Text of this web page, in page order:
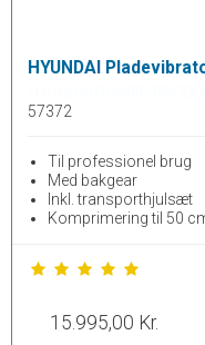
HYUNDAI
57372
Til professionel brug
Med bakgear
Inkl. transporthjulsæt
Komprimering til 50
15.995,00 Kr.